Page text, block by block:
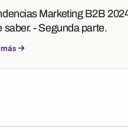
Marketing B2B
saber. - Segunda parte.